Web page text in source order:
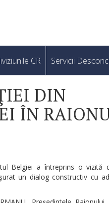
CR Servicii
DIN
ÎN
Belgiei a întreprins o vizită
un dialog constructiv cu